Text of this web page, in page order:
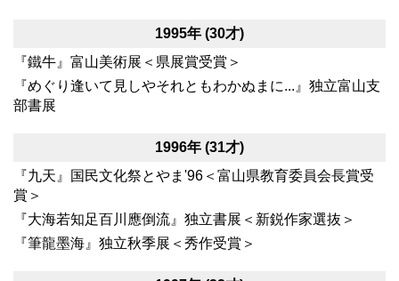
1995年 (30才)
『鐵牛』富山美術展＜県展賞受賞＞
『めぐり逢いて見しやそれともわかぬまに...』独立富山支
部書展
1996年 (31才)
『九天』国民文化祭とやま'96＜富山県教育委員会長賞受
賞＞
『大海若知足百川應倒流』独立書展＜新鋭作家選抜＞
『筆龍墨海』独立秋季展＜秀作受賞＞